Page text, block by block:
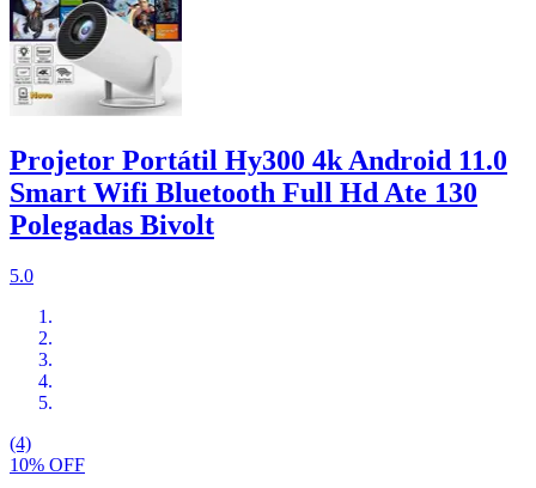
Projetor Portátil Hy300 4k Android 11.0
Smart Wifi Bluetooth Full Hd Ate 130
Polegadas Bivolt
5.0
(4)
10% OFF